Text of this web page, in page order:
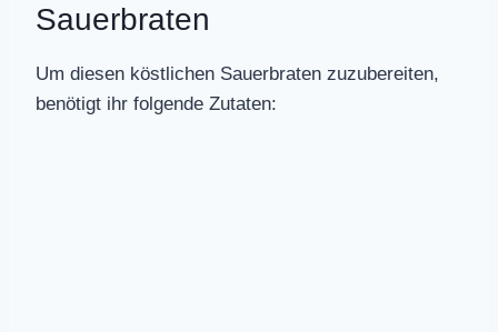
Sauerbraten
Um diesen köstlichen Sauerbraten zuzubereiten,
benötigt ihr folgende Zutaten: